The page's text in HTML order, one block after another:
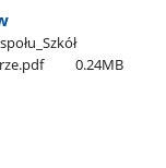
0.24MB